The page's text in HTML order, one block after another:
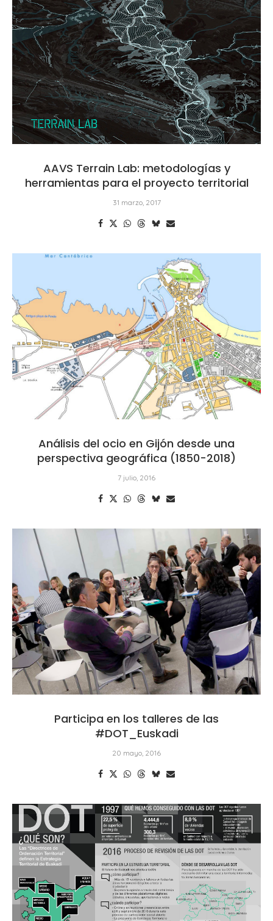
AAVS Terrain Lab: metodologías y
herramientas para el proyecto territorial
31 marzo, 2017
Análisis del ocio en Gijón desde una
perspectiva geográfica (1850-2018)
7 julio, 2016
Participa en los talleres de las
#DOT_Euskadi
20 mayo, 2016